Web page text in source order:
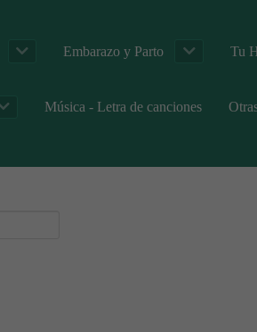
Embarazo y Parto Tu
Música - Letra de canciones